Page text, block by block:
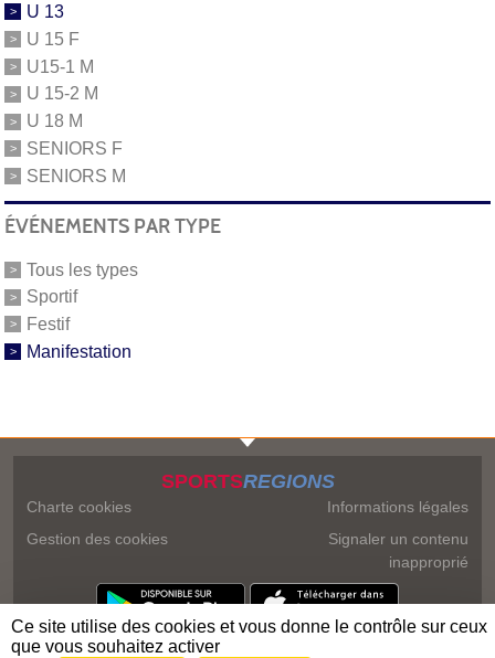
U 13
U 15 F
U15-1 M
U 15-2 M
U 18 M
SENIORS F
SENIORS M
ÉVÉNEMENTS PAR TYPE
Tous les types
Sportif
Festif
Manifestation
SPORTSREGIONS
Charte cookies
Gestion des cookies
Informations légales
Signaler un contenu
inapproprié
Ce site utilise des cookies et vous donne le contrôle sur ceux
que vous souhaitez activer